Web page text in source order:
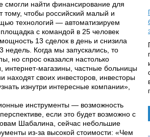
смогли найти финансирование для
тому, чтобы российский малый и
технологий — автоматизируем
с командой в 25 человек
13 сделок в день и снизила
недель. Когда мы запускались, то
но спрос оказался настолько
интернет-магазины, частные больницы
своих инвесторов, инвесторы
изнутри интересные компании»,
инструменты — возможность
если это будет возможно с
Шабалина, сейчас небольшие
из-за высокой стоимости: «Чем